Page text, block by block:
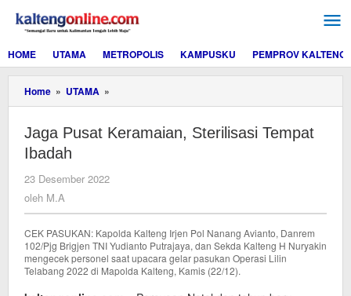
konten
HOME
UTAMA METROPOLIS KAMPUSKU PEMPROV KALTENG
Home » UTAMA »
Pusat
Sterilisasi
Jaga Pusat Keramaian, Sterilisasi Tempat
Ibadah
23 Desember 2022
oleh M.A
CEK PASUKAN: Kapolda Kalteng Irjen Pol Nanang Avianto, Danrem
102/Pjg Brigjen TNI Yudianto Putrajaya, dan Sekda Kalteng H Nuryakin
mengecek personel saat upacara gelar pasukan Operasi Lilin
Telabang 2022 di Mapolda Kalteng, Kamis (22/12).